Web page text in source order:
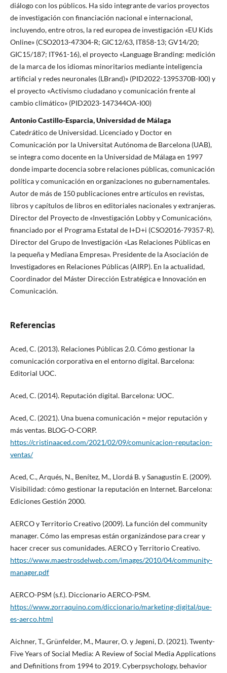
diálogo con los públicos. Ha sido integrante de varios proyectos
de investigación con financiación nacional e internacional,
incluyendo, entre otros, la red europea de investigación «EU Kids
Online» (CSO2013-47304-R; GIC12/63, IT858-13; GV14/20;
GIC15/187; IT961-16), el proyecto «Language Branding: medición
de la marca de los idiomas minoritarios mediante inteligencia
artificial y redes neuronales (LBrand)» (PID2022-1395370B-I00) y
el proyecto «Activismo ciudadano y comunicación frente al
cambio climático» (PID2023-147344OA-I00)
Antonio Castillo-Esparcia, Universidad de Málaga
Catedrático de Universidad. Licenciado y Doctor en
Comunicación por la Universitat Autónoma de Barcelona (UAB),
se integra como docente en la Universidad de Málaga en 1997
donde imparte docencia sobre relaciones públicas, comunicación
política y comunicación en organizaciones no gubernamentales.
Autor de más de 150 publicaciones entre artículos en revistas,
libros y capítulos de libros en editoriales nacionales y extranjeras.
Director del Proyecto de «Investigación Lobby y Comunicación»,
financiado por el Programa Estatal de I+D+i (CSO2016-79357-R).
Director del Grupo de Investigación «Las Relaciones Públicas en
la pequeña y Mediana Empresa». Presidente de la Asociación de
Investigadores en Relaciones Públicas (AIRP). En la actualidad,
Coordinador del Máster Dirección Estratégica e Innovación en
Comunicación.
Referencias
Aced, C. (2013). Relaciones Públicas 2.0. Cómo gestionar la
comunicación corporativa en el entorno digital. Barcelona:
Editorial UOC.
Aced, C. (2014). Reputación digital. Barcelona: UOC.
Aced, C. (2021). Una buena comunicación = mejor reputación y
más ventas. BLOG-O-CORP.
https://cristinaaced.com/2021/02/09/comunicacion-reputacion-
ventas/
Aced, C., Arqués, N., Benítez, M., Llordá B. y Sanagustin E. (2009).
Visibilidad: cómo gestionar la reputación en Internet. Barcelona:
Ediciones Gestión 2000.
AERCO y Territorio Creativo (2009). La función del community
manager. Cómo las empresas están organizándose para crear y
hacer crecer sus comunidades. AERCO y Territorio Creativo.
https://www.maestrosdelweb.com/images/2010/04/community-
manager.pdf
AERCO-PSM (s.f.). Diccionario AERCO-PSM.
https://www.zorraquino.com/diccionario/marketing-digital/que-
es-aerco.html
Aichner, T., Grünfelder, M., Maurer, O. y Jegeni, D. (2021). Twenty-
Five Years of Social Media: A Review of Social Media Applications
and Definitions from 1994 to 2019. Cyberpsychology, behavior